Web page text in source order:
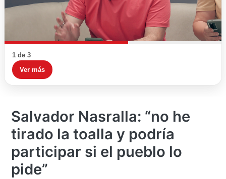
1 de 3
Ver más
Salvador Nasralla: “no he
tirado la toalla y podría
participar si el pueblo lo
pide”